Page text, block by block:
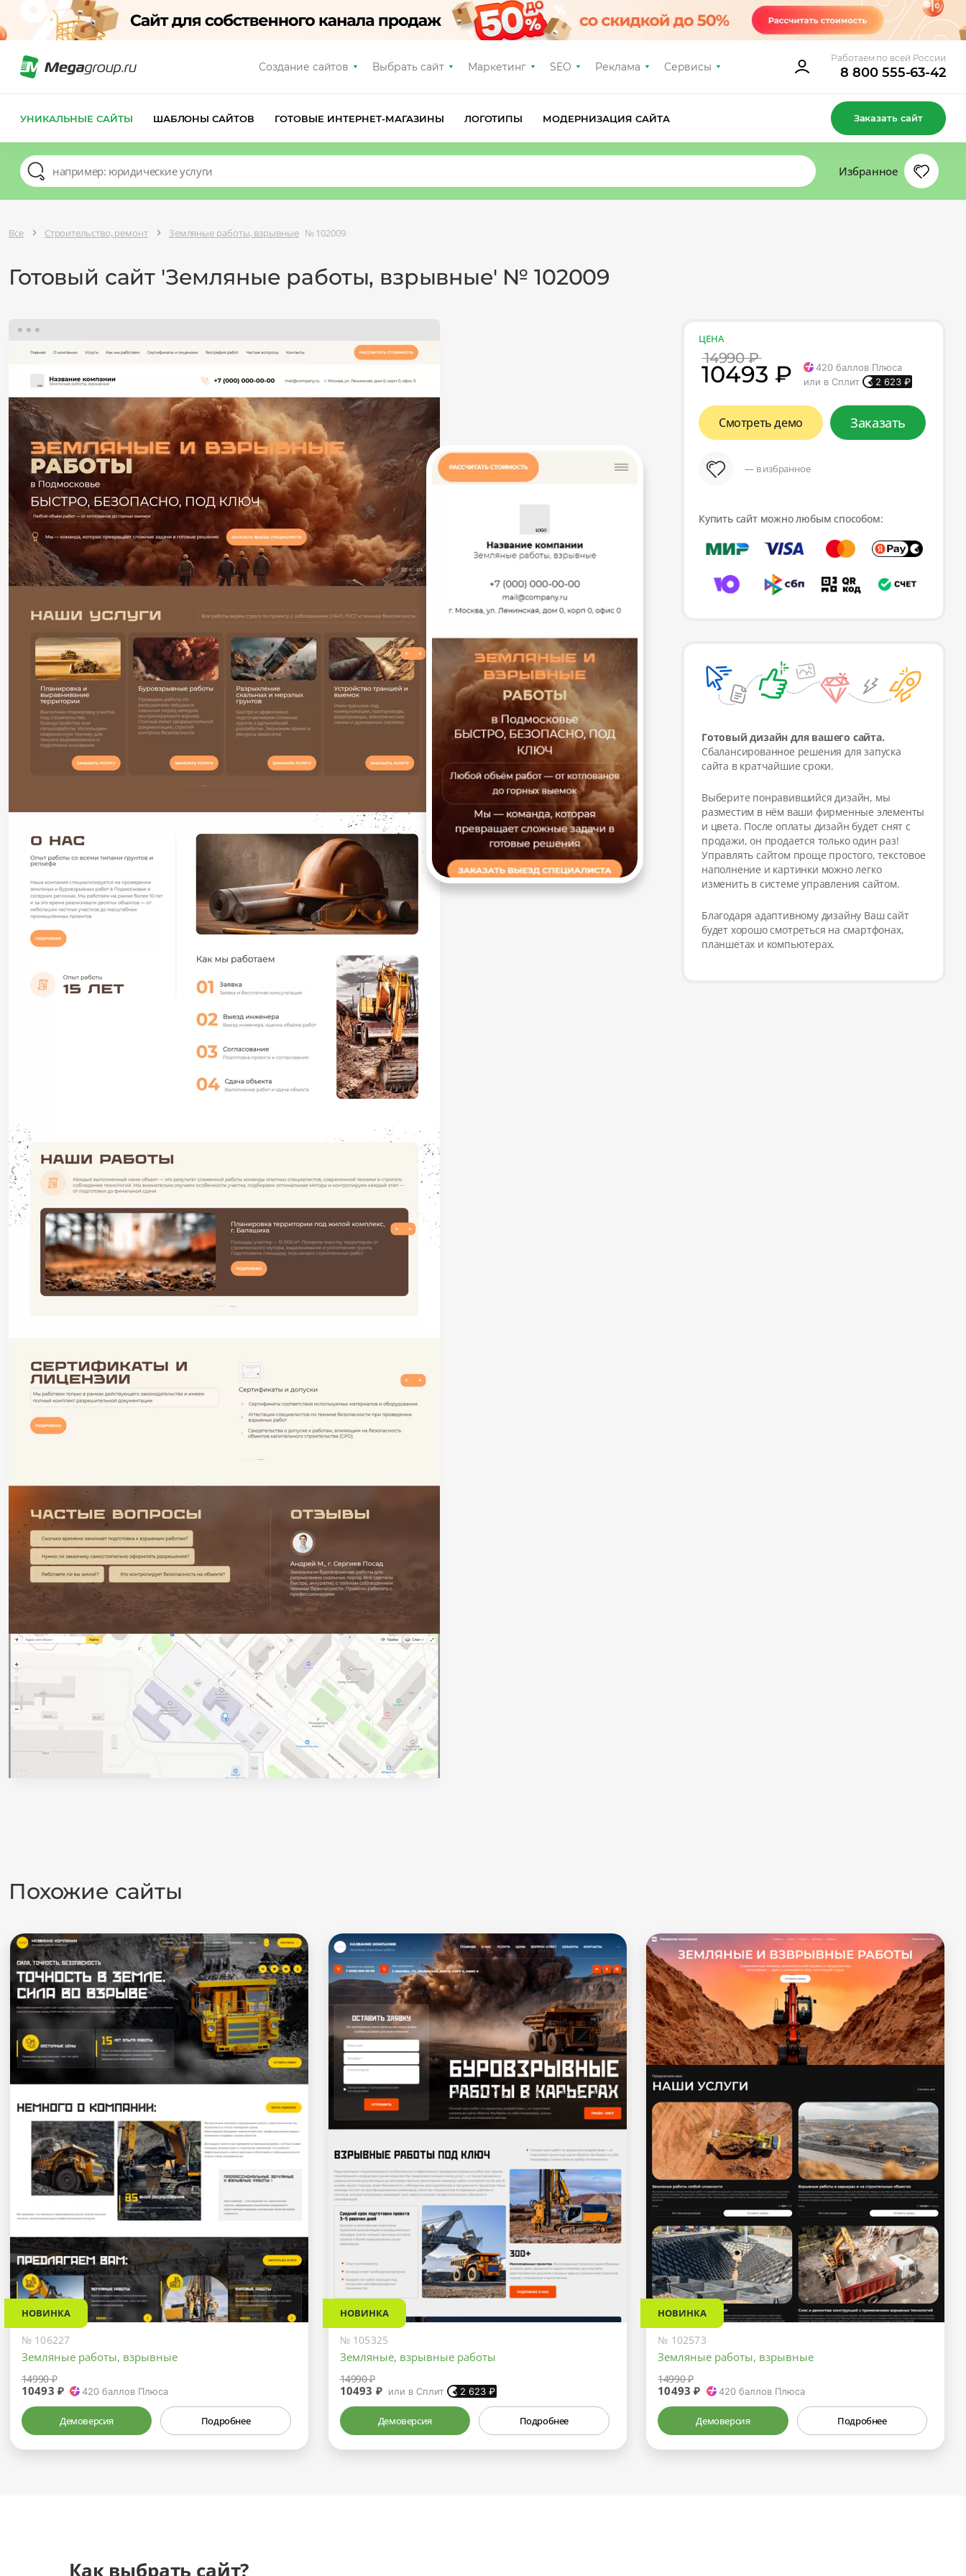
Создание сайтов Выбрать сайт Маркетинг SEO Реклама Сервисы
Работаем по всей России
8 800 555-63-42
УНИКАЛЬНЫЕ САЙТЫ ШАБЛОНЫ САЙТОВ ГОТОВЫЕ ИНТЕРНЕТ-МАГАЗИНЫ ЛОГОТИПЫ МОДЕРНИЗАЦИЯ САЙТА Заказать сайт
Избранное
Все Строительство, ремонт Земляные работы, взрывные № 102009
Готовый сайт 'Земляные работы, взрывные' № 102009
ЦЕНА
14990 ₽
10493 ₽ 420 баллов Плюса
или в Сплит
2 623 ₽
Смотреть демо Заказать
— в избранное
Купить сайт можно любым способом:
Готовый дизайн для вашего сайта.
Сбалансированное решения для запуска
сайта в кратчайшие сроки.
Выберите понравившийся дизайн, мы
разместим в нём ваши фирменные элементы
и цвета. После оплаты дизайн будет снят с
продажи, он продается только один раз!
Управлять сайтом проще простого, текстовое
наполнение и картинки можно легко
изменить в системе управления сайтом.
Благодаря адаптивному дизайну Ваш сайт
будет хорошо смотреться на смартфонах,
планшетах и компьютерах.
Похожие сайты
НОВИНКА
№ 106227
Земляные работы, взрывные
14990 ₽
10493 ₽ 420 баллов Плюса
Демоверсия Подробнее
НОВИНКА
№ 105325
Земляные, взрывные работы
14990 ₽
10493 ₽ или в Сплит 2 623₽
Демоверсия Подробнее
НОВИНКА
№ 102573
Земляные работы, взрывные
14990 ₽
10493 ₽ 420баллов Плюса
Демоверсия Подробнее
Как выбрать сайт?